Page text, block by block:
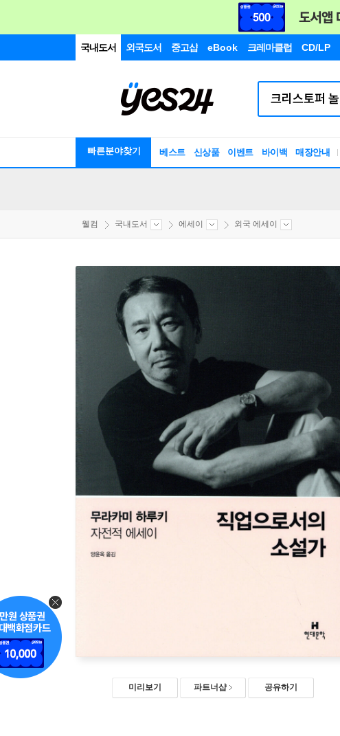
국내도서 외국도서 중고샵 eBook 크레마클럽 CD/LP
빠른분야찾기 베스트 신상품 이벤트 바이백 매장안내
웰컴 국내도서 에세이 외국 에세이
미리보기 파트너샵 공유하기